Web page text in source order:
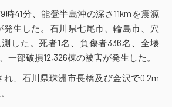
村割町新田（旧２）＊
市新桜町＊ 富山市婦中町笹倉＊
市寺家町＊ 舟橋村仏生寺＊
市本町（旧）＊
射水市戸破＊
市加茂中部（旧）＊
時41分、能登半島沖の深さ11kmを震源
発生した。石川県七尾市、輪島市、穴
した。死者1名、負傷者336名、全壊
一部破損12,326棟の被害が発生した。
、石川県珠洲市長橋及び金沢で0.2m